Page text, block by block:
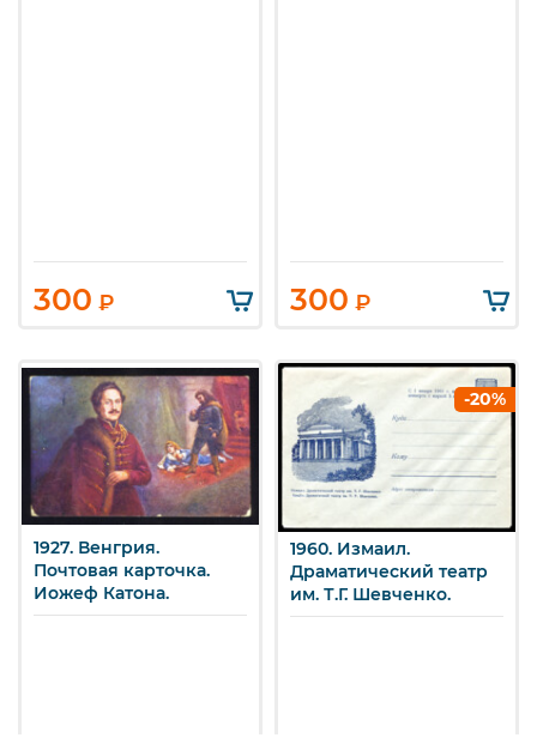
300 ₽ 300 ₽
1927. Венгрия.
Почтовая карточка.
Иожеф Катона.
-20%
1960. Измаил.
Драматический театр
им. Т.Г. Шевченко.